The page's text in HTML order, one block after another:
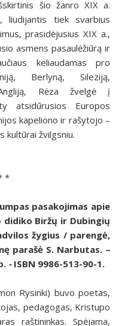
šio žanro XIX a.
liudijantis tiek svarbius
prasidėjusius XIX a.,
asmens pasaulėžiūrą ir
keliaudamas pro
Berlyną, Sileziją,
Rėza žvelgė į
atsidūrusios Europos
kapeliono ir rašytojo –
kultūrai žvilgsniu.
*
pasakojimas apie
didiko Biržų ir Dubingių
žygius / parengė,
parašė S. Narbutas. –
-ISBN 9986-513-90-1.
Rysinki) buvo poetas,
pedagogas, Kristupo
raštininkas. Spėjama,